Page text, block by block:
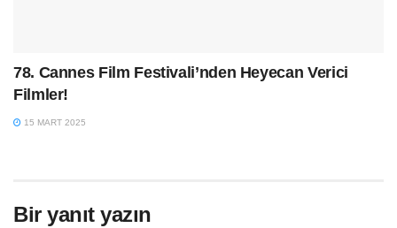
78. Cannes Film Festivali’nden Heyecan Verici
Filmler!
15 MART 2025
Bir yanıt yazın